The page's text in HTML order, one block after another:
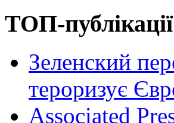
ТОП-публікації
Зеленский
тероризує
Associated